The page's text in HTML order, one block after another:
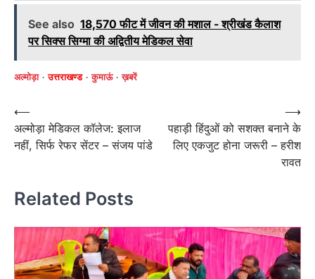
See also 18,570 फीट में जीवन की मशाल - श्रीखंड कैलाश
पर सिक्स सिग्मा की अद्वितीय मेडिकल सेवा
अल्मोड़ा उत्तराखण्ड कुमाऊं ख़बरें
Post
navigation
⟵
अल्मोड़ा मेडिकल कॉलेज: इलाज
नहीं, सिर्फ रेफर सेंटर – संजय पांडे
पहाड़ी हिंदुओं को सशक्त बनाने के
लिए एकजुट होना जरूरी – हरीश
रावत
⟶
Related Posts